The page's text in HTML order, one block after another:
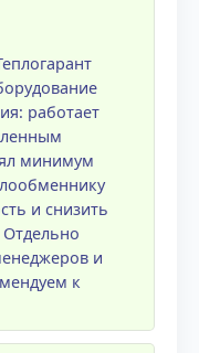
работает
минимум
и снизить
и
к